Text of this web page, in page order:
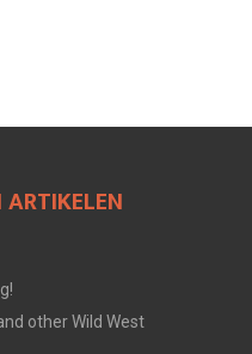
other Wild West